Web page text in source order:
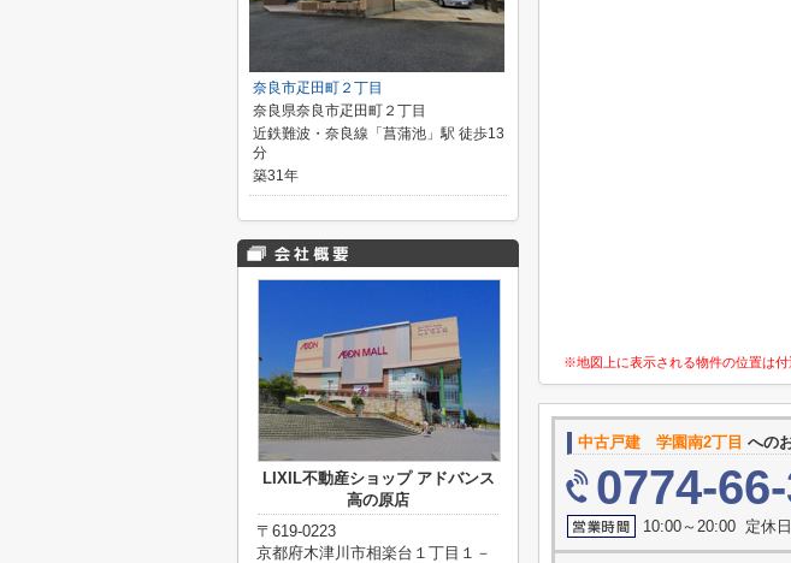
※地図上に表示される物件の位置は付
中古戸建 学園南2丁目 への
0774-
10:00～20:00 定休
奈良市疋田町２丁目
奈良県奈良市疋田町２丁目
近鉄難波・奈良線「菖蒲池」駅 徒歩13
分
築31年
LIXIL不動産ショップ アドバンス
高の原店
〒619-0223
京都府木津川市相楽台１丁目１－